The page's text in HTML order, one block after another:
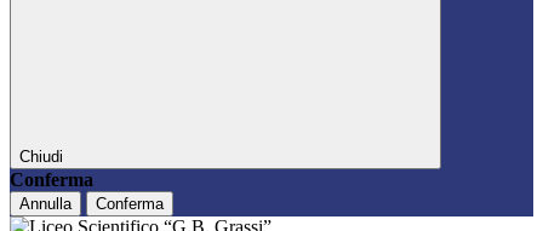
Chiudi
Conferma
Annulla Conferma